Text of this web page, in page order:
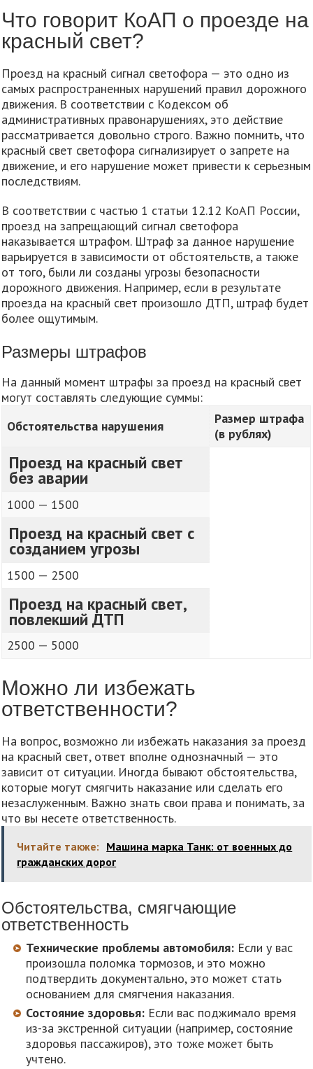
Что говорит КоАП о проезде на
красный свет?
Проезд на красный сигнал светофора — это одно из
самых распространенных нарушений правил дорожного
движения. В соответствии с Кодексом об
административных правонарушениях, это действие
рассматривается довольно строго. Важно помнить, что
красный свет светофора сигнализирует о запрете на
движение, и его нарушение может привести к серьезным
последствиям.
В соответствии с частью 1 статьи 12.12 КоАП России,
проезд на запрещающий сигнал светофора
наказывается штрафом. Штраф за данное нарушение
варьируется в зависимости от обстоятельств, а также
от того, были ли созданы угрозы безопасности
дорожного движения. Например, если в результате
проезда на красный свет произошло ДТП, штраф будет
более ощутимым.
Размеры штрафов
На данный момент штрафы за проезд на красный свет
могут составлять следующие суммы:
Обстоятельства нарушения
Размер штрафа
(в рублях)
Проезд на красный свет
без аварии
1000 — 1500
Проезд на красный свет с
созданием угрозы
1500 — 2500
Проезд на красный свет,
повлекший ДТП
2500 — 5000
Можно ли избежать
ответственности?
На вопрос, возможно ли избежать наказания за проезд
на красный свет, ответ вполне однозначный — это
зависит от ситуации. Иногда бывают обстоятельства,
которые могут смягчить наказание или сделать его
незаслуженным. Важно знать свои права и понимать, за
что вы несете ответственность.
Читайте также: Машина марка Танк: от военных до
гражданских дорог
Обстоятельства, смягчающие
ответственность
Технические проблемы автомобиля: Если у вас
произошла поломка тормозов, и это можно
подтвердить документально, это может стать
основанием для смягчения наказания.
Состояние здоровья: Если вас поджимало время
из-за экстренной ситуации (например, состояние
здоровья пассажиров), это тоже может быть
учтено.